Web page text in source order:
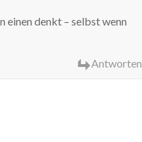
einen denkt – selbst wenn
Antworten